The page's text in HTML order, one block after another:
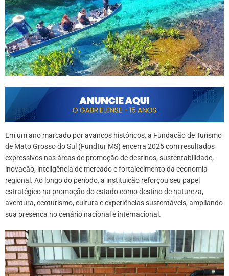
Em um ano marcado por avanços históricos, a Fundação de Turismo
de Mato Grosso do Sul (Fundtur MS) encerra 2025 com resultados
expressivos nas áreas de promoção de destinos, sustentabilidade,
inovação, inteligência de mercado e fortalecimento da economia
regional. Ao longo do período, a instituição reforçou seu papel
estratégico na promoção do estado como destino de natureza,
aventura, ecoturismo, cultura e experiências sustentáveis, ampliando
sua presença no cenário nacional e internacional.